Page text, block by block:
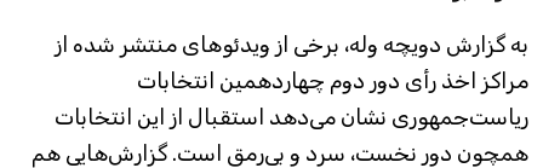
به گزارش دویچه وله، برخی از ویدئوهای منتشر شده از
مراکز اخذ رأی دور دوم چهاردهمین انتخابات
ریاست‌جمهوری نشان می‌دهد استقبال از این انتخابات
همچون دور نخست، سرد و بی‌رمق است. گزارش‌هایی هم